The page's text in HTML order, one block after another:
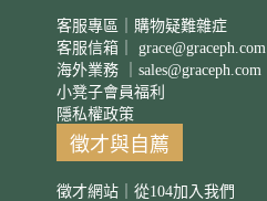
客服專區｜購物疑難雜症
客服信箱｜ grace@graceph.com
海外業務 ｜ sales@graceph.com
小凳子會員福利
隱私權政策
徵才與自薦
徵才網站｜從104加入我們